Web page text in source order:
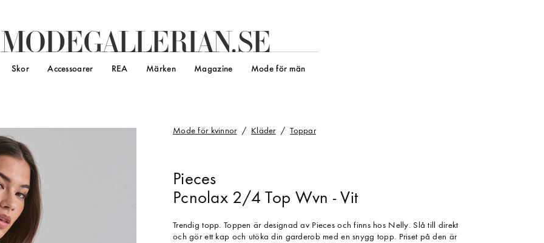
MODEGALLERIAN.SE
Skor Accessoarer REA Märken Magazine Mode för män
Mode för kvinnor Kläder Toppar
Pieces
Pcnolax 2/4 Top Wvn - Vit
Trendig topp. Toppen är designad av Pieces och finns hos Nelly. Slå till direkt
och gör ett kap och utöka din garderob med en snygg topp. Priset på den är